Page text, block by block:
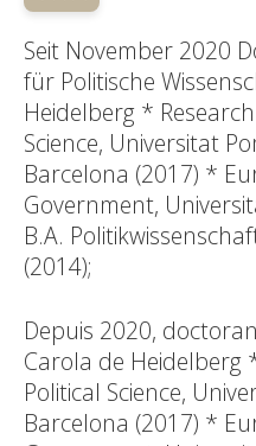
Seit November 2020
für Politische
Heidelberg *
Science, Universitat
Barcelona (2017) *
Government,
B.A.
(2014);
Depuis 2020,
Carola de Heidelberg
Political Science,
Barcelona (2017) *